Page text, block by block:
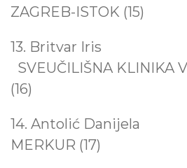
ZAGREB-ISTOK (15)
13. Britvar
SVEUČILIŠNA KLINIKA
(16)
14. Antolić
MERKUR (17)